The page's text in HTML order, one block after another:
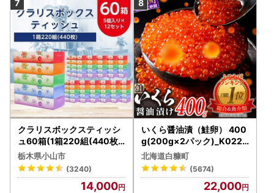
クラリスボックスティッシ
ュ60箱(1箱220組(440枚))
(5個入り×12セット)【配送
不可地域：離島・沖縄県】
【1256759】
栃木県小山市
(3240)
14,000
いくら醤油漬（鮭卵） 400
g(200g×2パック)_K022-
1676
北海道白糠町
(5674)
22,000